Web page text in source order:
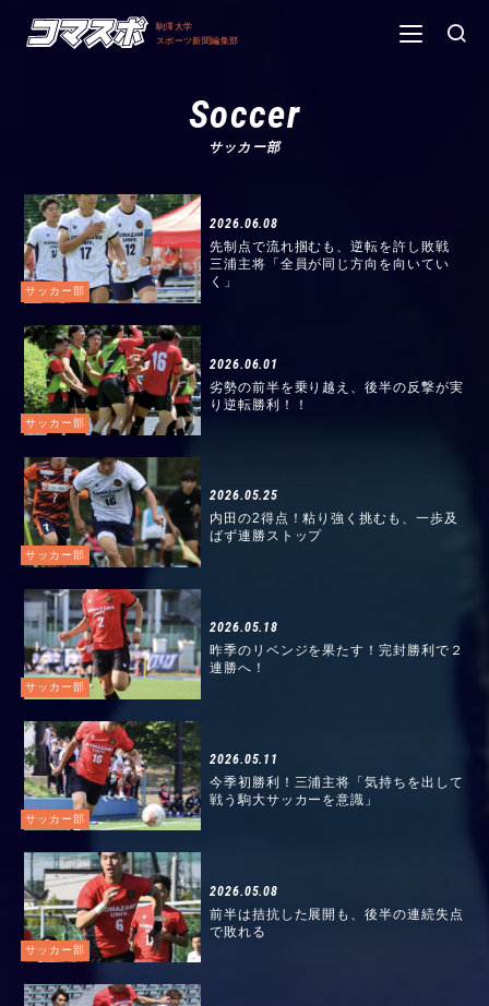
駒澤大学
スポーツ新聞編集部
Soccer
サッカー部
サッカー部
2026.06.08
先制点で流れ掴むも、逆転を許し敗戦
三浦主将「全員が同じ方向を向いてい
く」
サッカー部
2026.06.01
劣勢の前半を乗り越え、後半の反撃が実
り逆転勝利！！
サッカー部
2026.05.25
内田の2得点！粘り強く挑むも、一歩及
ばず連勝ストップ
サッカー部
2026.05.18
昨季のリベンジを果たす！完封勝利で２
連勝へ！
サッカー部
2026.05.11
今季初勝利！三浦主将「気持ちを出して
戦う駒大サッカーを意識」
サッカー部
2026.05.08
前半は拮抗した展開も、後半の連続失点
で敗れる